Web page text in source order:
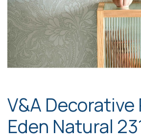
V&A Decorative
Eden Natural